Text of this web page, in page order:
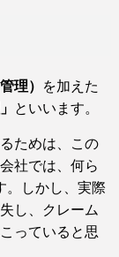
理）
を加えた
といいます。
ためは、この
社では、何ら
。しかし、実際
し、クレーム
っていると思